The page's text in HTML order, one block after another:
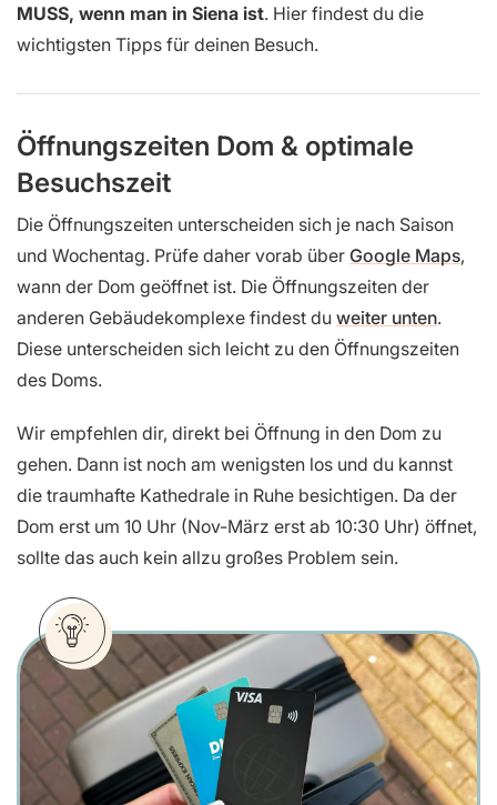
MUSS, wenn man in Siena ist. Hier findest du die
wichtigsten Tipps für deinen Besuch.
Öffnungszeiten Dom & optimale
Besuchszeit
Die Öffnungszeiten unterscheiden sich je nach Saison
und Wochentag. Prüfe daher vorab über Google Maps,
wann der Dom geöffnet ist. Die Öffnungszeiten der
anderen Gebäudekomplexe findest du weiter unten.
Diese unterscheiden sich leicht zu den Öffnungszeiten
des Doms.
Wir empfehlen dir, direkt bei Öffnung in den Dom zu
gehen. Dann ist noch am wenigsten los und du kannst
die traumhafte Kathedrale in Ruhe besichtigen. Da der
Dom erst um 10 Uhr (Nov-März erst ab 10:30 Uhr) öffnet,
sollte das auch kein allzu großes Problem sein.